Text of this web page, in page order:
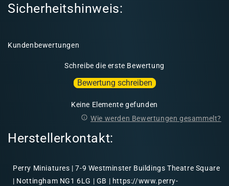
Sicherheitshinweis:
Kundenbewertungen
Schreibe die erste Bewertung
Bewertung schreiben
Keine Elemente gefunden
Wie werden Bewertungen gesammelt?
Herstellerkontakt:
Perry Miniatures | 7-9 Westminster Buildings Theatre Square
| Nottingham NG1 6LG | GB | https://www.perry-